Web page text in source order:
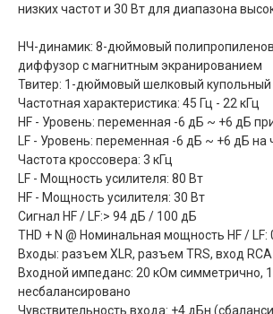
низких частот и 30 Вт для диапазона
НЧ-динамик: 8-дюймовый
диффузор с магнитным экранированием
Твитер: 1-дюймовый шелковый купольный
Частотная характеристика: 45 Гц - 22 кГц
HF - Уровень: переменная -6 дБ ~ +6 дБ
LF - Уровень: переменная -6 дБ ~ +6 дБ на
Частота кроссовера: 3 кГц
LF - Мощность усилителя: 80 Вт
HF - Мощность усилителя: 30 Вт
Сигнал HF / LF:> 94 дБ / 100 дБ
THD + N @ Номинальная мощность HF / LF:
Входы: разъем XLR, разъем TRS, вход RCA
Входной импеданс: 20 кОм симметрично,
несбалансировано
Чувствительность входа: +4 дБн